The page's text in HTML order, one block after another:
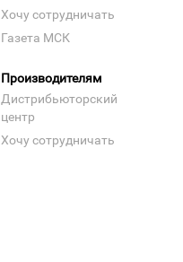
Хочу сотрудничать
Газета МСК
Производителям
Дистрибьюторский
центр
Хочу сотрудничать